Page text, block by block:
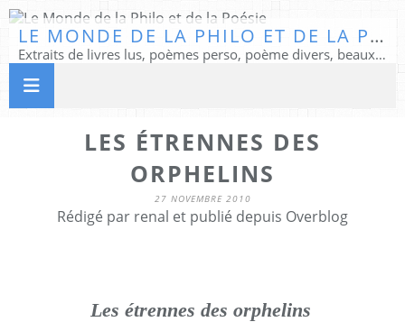
LE MONDE DE LA PHILO ET DE LA POÉSIE
Extraits de livres lus, poèmes perso, poème divers, beaux textes...
LES ÉTRENNES DES
ORPHELINS
27 NOVEMBRE 2010
Rédigé par renal et publié depuis Overblog
Les étrennes des orphelins